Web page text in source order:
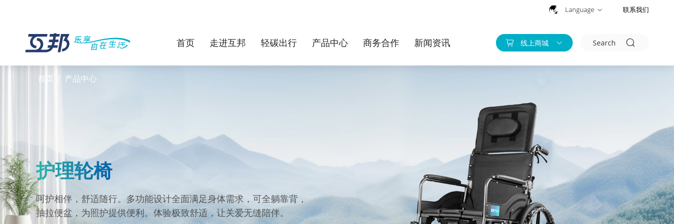
Language 联系我们
首页 走进互邦 轻碳出行 产品中心 商务合作 新闻资讯 线上商城 Search
护理轮椅
呵护相伴，舒适随行。多功能设计全面满足身体需求，可全躺靠背，
抽拉便盆，为照护提供便利。体验极致舒适，让关爱无缝陪伴。
首页 / 产品中心